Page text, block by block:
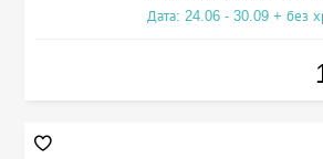
Дата: 24.06 - 30.09 + без